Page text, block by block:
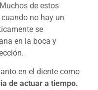
de estos
no hay un
se
en la boca y
en el diente como
de actuar a tiempo.